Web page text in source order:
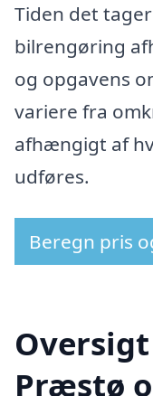
Tiden det
bilrengøring
og opgavens
variere fra
afhængigt af
udføres.
Beregn pris
Præstø